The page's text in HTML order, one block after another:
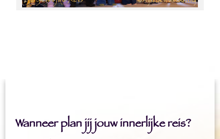
Wanneer plan jij jouw innerlijke reis?